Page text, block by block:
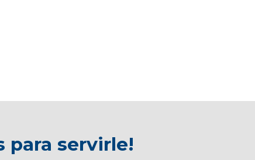
para servirle!